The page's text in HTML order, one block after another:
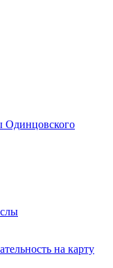
Одинцовского
на карту